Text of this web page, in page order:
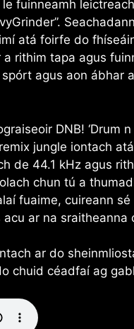
fuinneamh
atá foirfe do
rithim tapa agus
agus aon ábhar
DNB! ‘Drum
jungle iontach
de 44.1 kHz agus
chun tú a
fuaime, cuireann
ar na sraitheanna
ar do
chuid céadfaí ag